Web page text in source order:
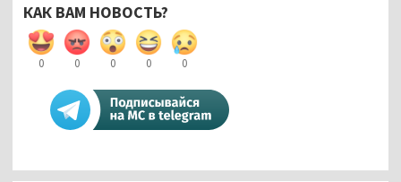
КАК ВАМ НОВОСТЬ?
0 0 0 0 0